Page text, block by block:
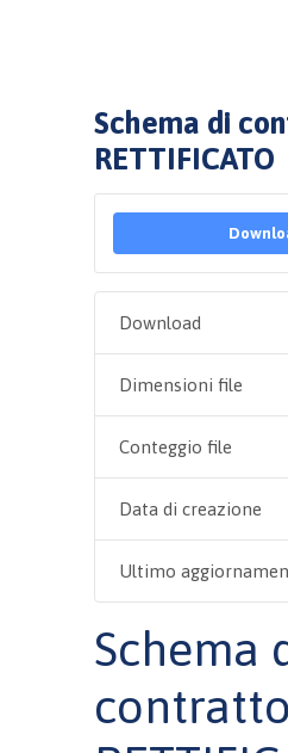
Schema di
RETTIFICATO
Download
Dimensioni file
Conteggio file
Data di creazione
Ultimo
Schema
contratto